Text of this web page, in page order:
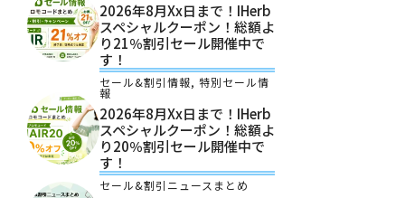
2026年8月xx日まで！iHerb
スペシャルクーポン！総額よ
り21％割引セール開催中で
す！
セール&割引情報, 特別セール情
報
2026年8月xx日まで！iHerb
スペシャルクーポン！総額よ
り20％割引セール開催中で
す！
セール&割引ニュースまとめ